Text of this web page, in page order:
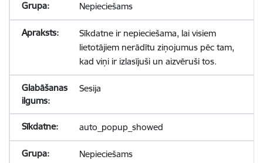
Nepieciešams
Sīkdatne ir nepieciešama, lai visiem
lietotājiem nerādītu ziņojumus pēc tam,
kad viņi ir izlasījuši un aizvēruši tos.
Sesija
auto_popup_showed
Nepieciešams